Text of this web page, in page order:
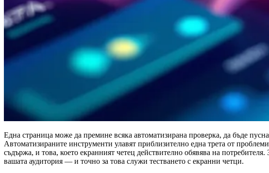
Една страница може да премине всяка автоматизирана проверка, да бъде
Автоматизираните инструменти улавят приблизително една трета от
съдържа, и това, което екранният четец действително обявява на
вашата аудитория — и точно за това служи тестването с екранни четци.